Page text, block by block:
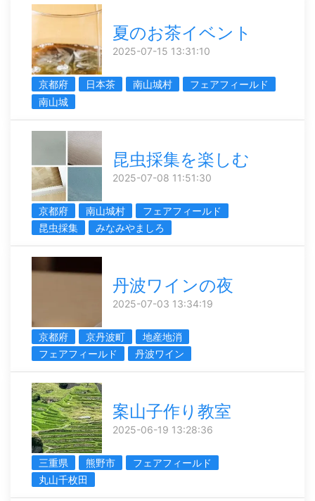
夏のお茶イベント
2025-07-15 13:31:10
京都府 日本茶 南山城村
フェアフィールド
南山城
昆虫採集を楽しむ
2025-07-08 11:51:30
京都府 南山城村
フェアフィールド
昆虫採集
みなみやましろ
丹波ワインの夜
2025-07-03 13:34:19
京都府 京丹波町
地産地消
フェアフィールド
丹波ワイン
案山子作り教室
2025-06-19 13:28:36
三重県 熊野市
フェアフィールド
丸山千枚田